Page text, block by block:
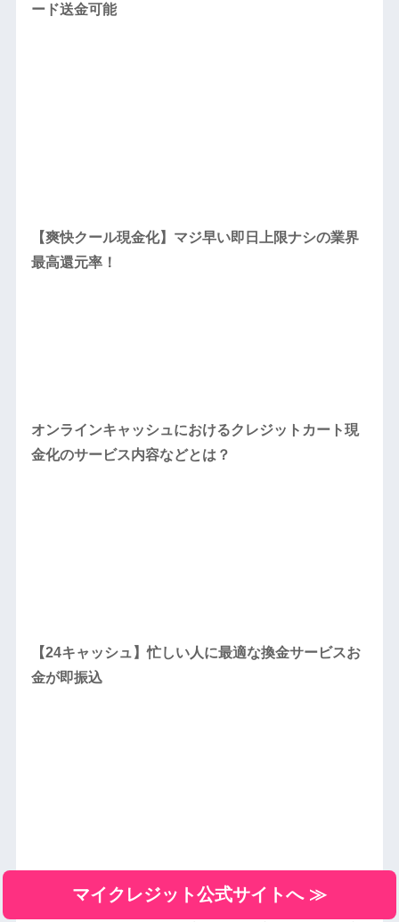
ード送金可能
【爽快クール現金化】マジ早い即日上限ナシの業界
最高還元率！
オンラインキャッシュにおけるクレジットカート現
金化のサービス内容などとは？
【24キャッシュ】忙しい人に最適な換金サービスお
金が即振込
マイクレジット公式サイトへ ≫